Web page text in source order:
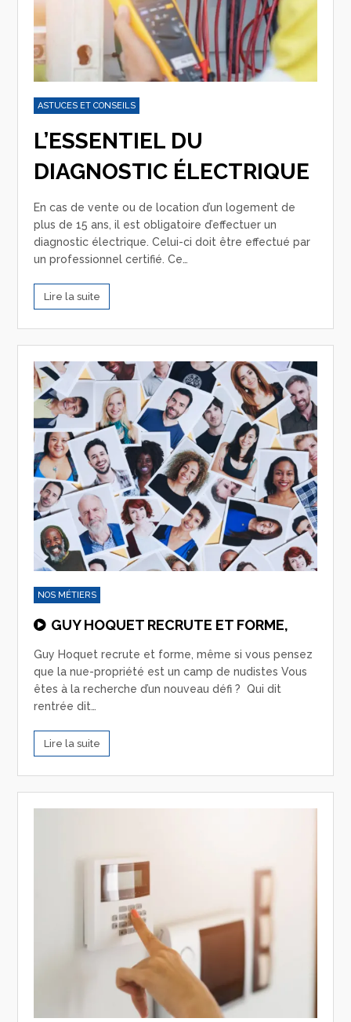
ASTUCES ET CONSEILS
L’ESSENTIEL DU
DIAGNOSTIC ÉLECTRIQUE
En cas de vente ou de location d’un logement de
plus de 15 ans, il est obligatoire d’effectuer un
diagnostic électrique. Celui-ci doit être effectué par
un professionnel certifié. Ce…
Lire la suite
NOS MÉTIERS
GUY HOQUET RECRUTE ET FORME,
Guy Hoquet recrute et forme, même si vous pensez
que la nue-propriété est un camp de nudistes Vous
êtes à la recherche d’un nouveau défi ? Qui dit
rentrée dit…
Lire la suite